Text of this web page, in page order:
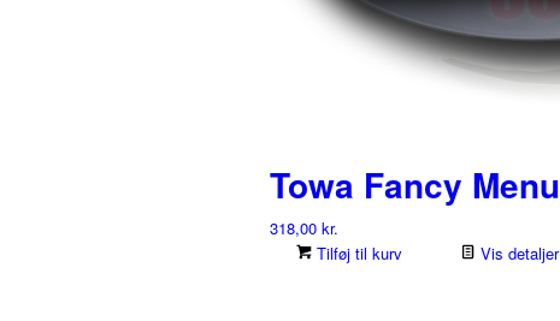
Towa Fancy Menu
318,00 kr.
Tilføj til kurv
Vis detaljer